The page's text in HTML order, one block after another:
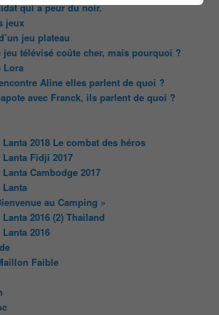
qui a peur du noir.
jeux
jeu plateau
jeu télévisé coûte cher, mais pourquoi ?
Lora
Aline elles parlent de quoi ?
avec Franck, ils parlent de quoi ?
2018 Le combat des héros
Fidji 2017
Cambodge 2017
au Camping »
2016 (2) Thailand
2016
Faible